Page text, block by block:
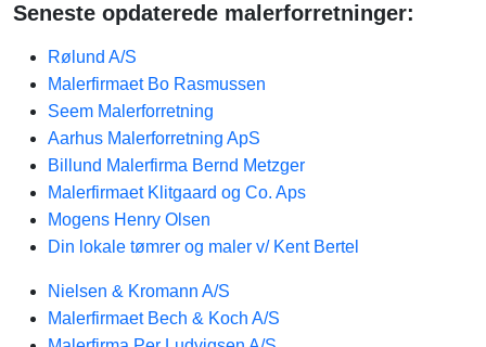
Seneste opdaterede malerforretninger:
Rølund A/S
Malerfirmaet Bo Rasmussen
Seem Malerforretning
Aarhus Malerforretning ApS
Billund Malerfirma Bernd Metzger
Malerfirmaet Klitgaard og Co. Aps
Mogens Henry Olsen
Din lokale tømrer og maler v/ Kent Bertel
Nielsen & Kromann A/S
Malerfirmaet Bech & Koch A/S